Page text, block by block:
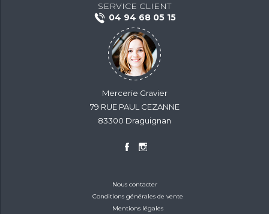
SERVICE CLIENT
04 94 68 05 15
Mercerie Gravier
79 RUE PAUL CEZANNE
83300 Draguignan
Nous contacter
Conditions générales de vente
Mentions légales